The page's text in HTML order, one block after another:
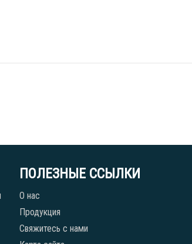
ПОЛЕЗНЫЕ ССЫЛКИ
О нас
Продукция
Свяжитесь с нами